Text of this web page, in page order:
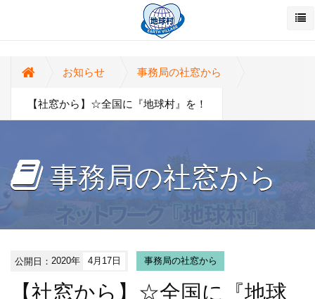
お知らせ 事務局の社窓から
【社窓から】☆全国に『地球村』を！
事務局の社窓から
公開日：2020年 4月17日 事務局の社窓から
【社窓から】☆全国に『地球